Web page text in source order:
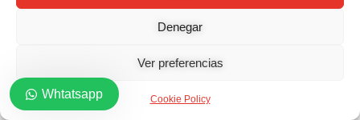
Denegar
Ver preferencias
Cookie Policy
Whtatsapp